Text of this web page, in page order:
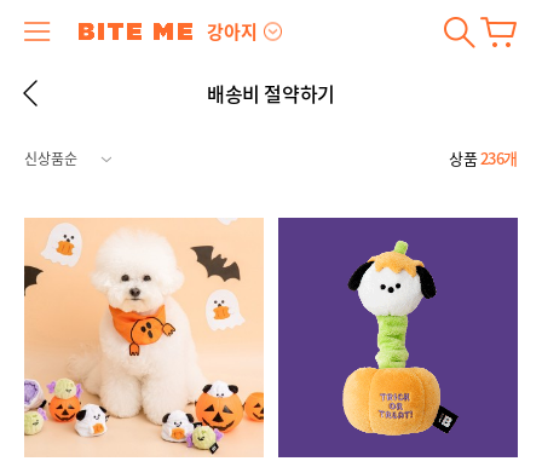
강아지
배송비 절약하기
상품236개